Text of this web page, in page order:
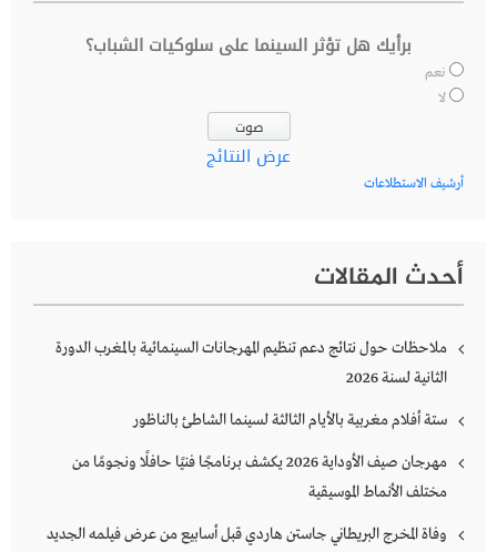
برأيك هل تؤثر السينما على سلوكيات الشباب؟
نعم
لا
عرض النتائج
أرشيف الاستطلاعات
أحدث المقالات
ملاحظات حول نتائج دعم تنظيم المهرجانات السينمائية بالمغرب الدورة
الثانية لسنة 2026
ستة أفلام مغربية بالأيام الثالثة لسينما الشاطئ بالناظور
مهرجان صيف الأوداية 2026 يكشف برنامجًا فنيًا حافلًا ونجومًا من
مختلف الأنماط الموسيقية
وفاة المخرج البريطاني جاستن هاردي قبل أسابيع من عرض فيلمه الجديد